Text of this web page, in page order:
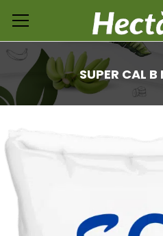
SUPER CAL